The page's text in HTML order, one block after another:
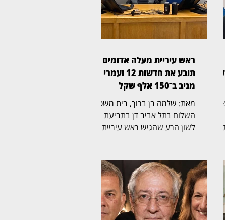
ראש עיריית מעלה אדומים
תובע את חדשות 12 ועמרי
מניב ב־150 אלף שקל
מאת: שלמה בן ברוך, בית משפט
השלום בתל אביב דן בתביעת
לשון הרע שהגיש ראש עיריית
והכתב עמרי מניב. בתביעה,
שהועמדה על סך 150 אלף שקל,
נטען כי כתבה ששודרה במהדורת
החדשות המרכזית פגעה בשמו
הטוב והציגה אותו באופן מטעה